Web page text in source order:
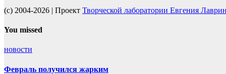
(c) 2004-2026 | Проект Творческой лаборатории Евгения
You missed
новости
Февраль получился жарким